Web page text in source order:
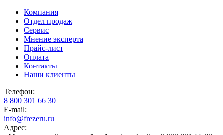
Компания
Отдел продаж
Сервис
Мнение эксперта
Прайс-лист
Оплата
Контакты
Наши клиенты
Телефон:
8 800 301 66 30
E-mail:
info@frezeru.ru
Адрес: